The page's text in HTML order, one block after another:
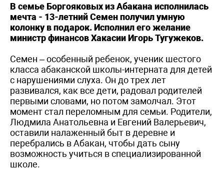
В семье Боргояковых из Абакана исполнилась
мечта - 13-летний Семен получил умную
колонку в подарок. Исполнил его желание
министр финансов Хакасии Игорь Тугужеков.
Семен – особенный ребенок, ученик шестого
класса абаканской школы-интерната для детей
с нарушениями слуха. Он до трех лет
развивался, как все дети, радовал родителей
первыми словами, но потом замолчал. Этот
момент стал переломным для семьи. Родители,
Людмила Анатольевна и Евгений Валерьевич,
оставили налаженный быт в деревне и
перебрались в Абакан, чтобы дать сыну
возможность учиться в специализированной
школе.